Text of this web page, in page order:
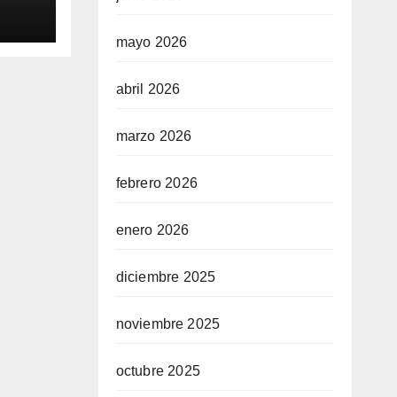
mayo 2026
abril 2026
marzo 2026
febrero 2026
enero 2026
diciembre 2025
noviembre 2025
octubre 2025